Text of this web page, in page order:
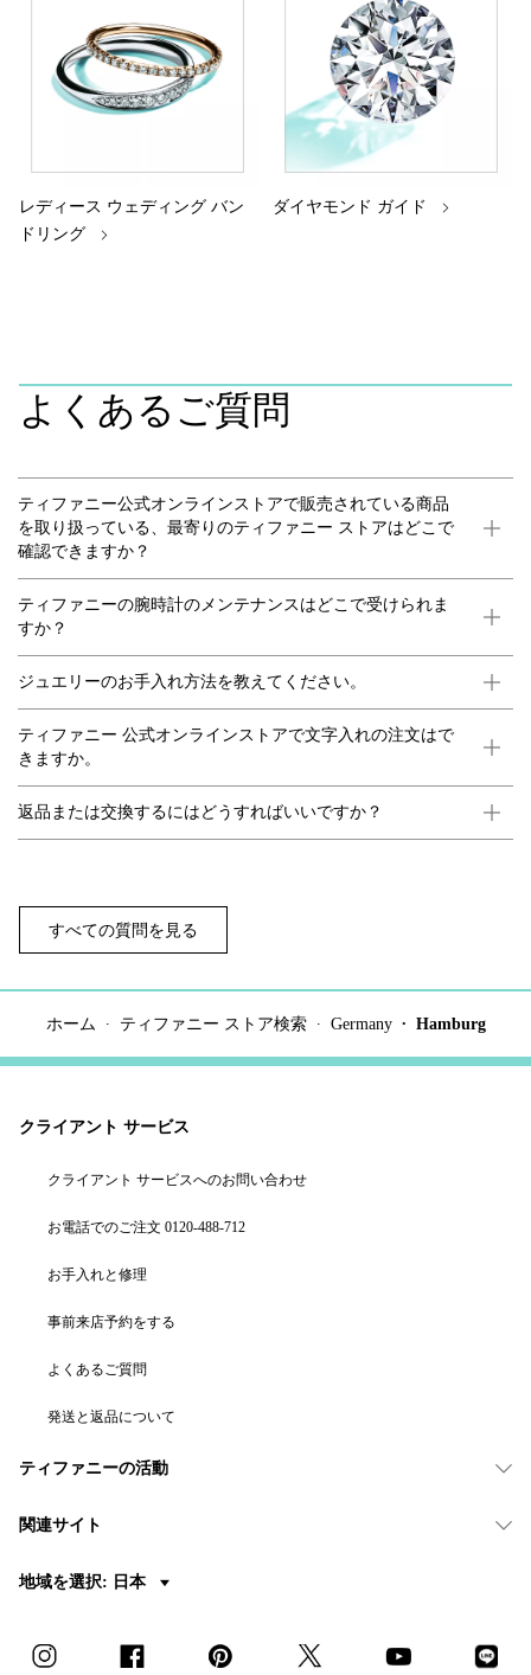
レディース ウェディング バン
ドリング
ダイヤモンド ガイド
よくあるご質問
ティファニー公式オンラインストアで販売されている商品
を取り扱っている、最寄りのティファニー ストアはどこで
確認できますか？
ティファニーの腕時計のメンテナンスはどこで受けられま
すか？
ジュエリーのお手入れ方法を教えてください。
ティファニー 公式オンラインストアで文字入れの注文はで
きますか。
返品または交換するにはどうすればいいですか？
すべての質問を見る
ホーム ティファニー ストア検索 Germany Hamburg
クライアント サービス
クライアント サービスへのお問い合わせ
お電話でのご注文 0120-488-712
お手入れと修理
事前来店予約をする
よくあるご質問
発送と返品について
ティファニーの活動
関連サイト
地域を選択: 日本